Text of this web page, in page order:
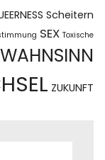
Scheitern
SEX Toxische
ZUKUNFT